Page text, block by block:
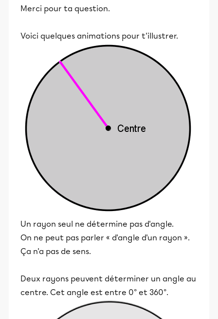
Merci pour ta question.
Voici quelques animations pour t'illustrer.
Un rayon seul ne détermine pas d'angle.
On ne peut pas parler « d'angle d'un rayon ».
Ça n'a pas de sens.
Deux rayons peuvent déterminer un angle au
centre. Cet angle est entre 0° et 360°.